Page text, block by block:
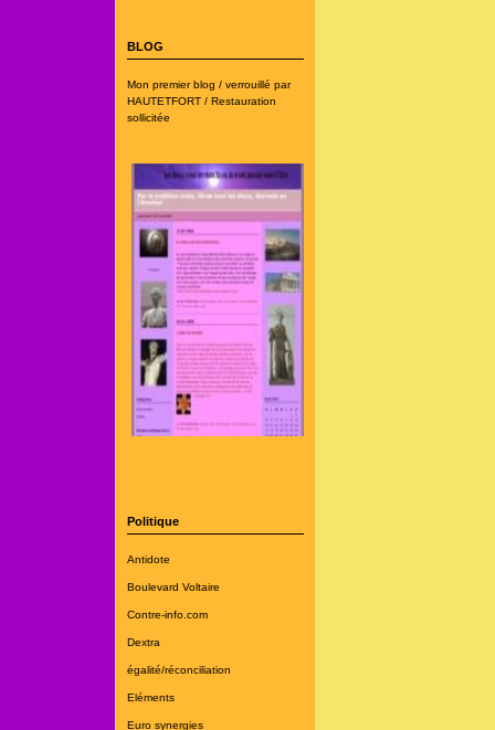
BLOG
Mon premier blog / verrouillé par
HAUTETFORT / Restauration
sollicitée
Politique
Antidote
Boulevard Voltaire
Contre-info.com
Dextra
égalité/réconciliation
Eléments
Euro synergies